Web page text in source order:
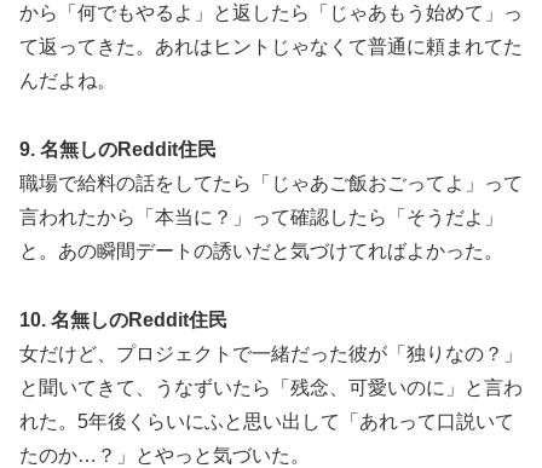
から「何でもやるよ」と返したら「じゃあもう始めて」っ
て返ってきた。あれはヒントじゃなくて普通に頼まれてた
んだよね。
9. 名無しのReddit住民
職場で給料の話をしてたら「じゃあご飯おごってよ」って
言われたから「本当に？」って確認したら「そうだよ」
と。あの瞬間デートの誘いだと気づけてればよかった。
10. 名無しのReddit住民
女だけど、プロジェクトで一緒だった彼が「独りなの？」
と聞いてきて、うなずいたら「残念、可愛いのに」と言わ
れた。5年後くらいにふと思い出して「あれって口説いて
たのか…？」とやっと気づいた。